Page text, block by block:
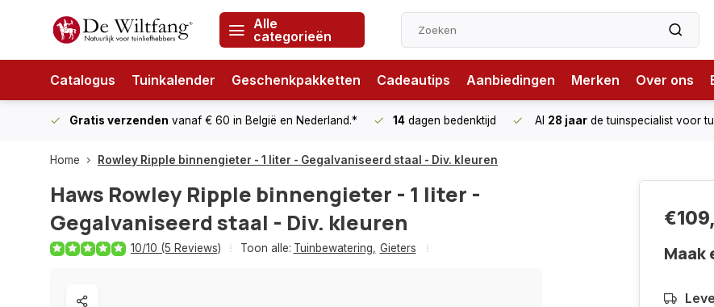
Alle
categorieën
Catalogus Tuinkalender Geschenkpakketten Cadeautips Aanbiedingen Merken Over ons
Gratis verzenden vanaf € 60 in België en Nederland.* 14 dagen bedenktijd Al 28 jaar de tuinspecialist voor
Home Rowley Ripple binnengieter - 1 liter - Gegalvaniseerd staal - Div. kleuren
Haws Rowley Ripple binnengieter - 1 liter -
Gegalvaniseerd staal - Div. kleuren
10/10 (5 Reviews) Toon alle: Tuinbewatering, Gieters Maak